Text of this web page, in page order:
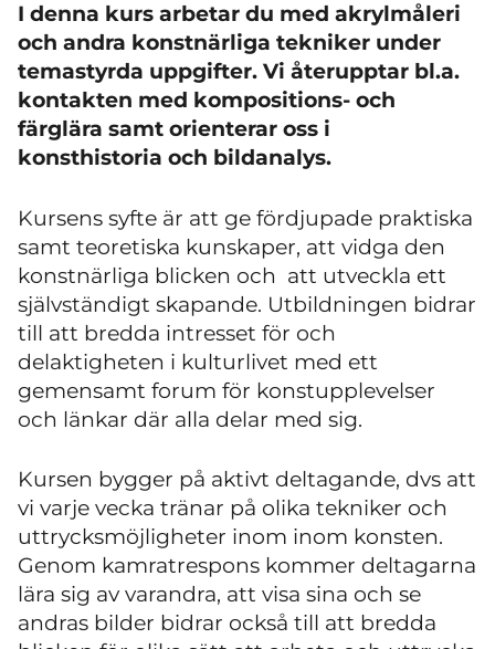
I denna kurs arbetar du med akrylmåleri
och andra konstnärliga tekniker under
temastyrda uppgifter. Vi återupptar bl.a.
kontakten med kompositions- och
färglära samt orienterar oss i
konsthistoria och bildanalys.
Kursens syfte är att ge fördjupade praktiska
samt teoretiska kunskaper, att vidga den
konstnärliga blicken och att utveckla ett
självständigt skapande. Utbildningen bidrar
till att bredda intresset för och
delaktigheten i kulturlivet med ett
gemensamt forum för konstupplevelser
och länkar där alla delar med sig.
Kursen bygger på aktivt deltagande, dvs att
vi varje vecka tränar på olika tekniker och
uttrycksmöjligheter inom inom konsten.
Genom kamratrespons kommer deltagarna
lära sig av varandra, att visa sina och se
andras bilder bidrar också till att bredda